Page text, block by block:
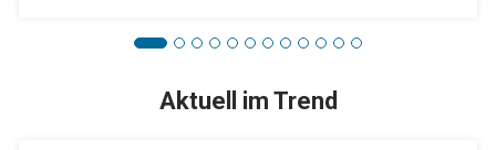
Aktuell im Trend